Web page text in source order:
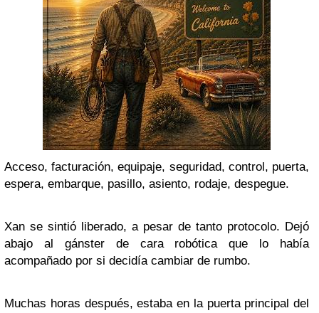
Acceso, facturación, equipaje, seguridad, control, puerta,
espera, embarque, pasillo, asiento, rodaje, despegue.
Xan se sintió liberado, a pesar de tanto protocolo. Dejó
abajo al gánster de cara robótica que lo había
acompañado por si decidía cambiar de rumbo.
Muchas horas después, estaba en la puerta principal del